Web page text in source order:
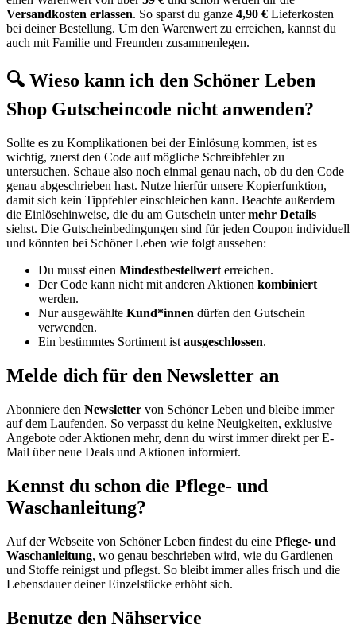
Versandkosten erlassen. So sparst du ganze 4,90 € Lieferkosten
bei deiner Bestellung. Um den Warenwert zu erreichen, kannst du
auch mit Familie und Freunden zusammenlegen.
🔍 Wieso kann ich den Schöner Leben
Shop Gutscheincode nicht anwenden?
Sollte es zu Komplikationen bei der Einlösung kommen, ist es
wichtig, zuerst den Code auf mögliche Schreibfehler zu
untersuchen. Schaue also noch einmal genau nach, ob du den Code
genau abgeschrieben hast. Nutze hierfür unsere Kopierfunktion,
damit sich kein Tippfehler einschleichen kann. Beachte außerdem
die Einlösehinweise, die du am Gutschein untermehr Details
siehst. Die Gutscheinbedingungen sind für jeden Coupon individuell
und könnten bei Schöner Leben wie folgt aussehen:
Du musst einen Mindestbestellwert erreichen.
Der Code kann nicht mit anderen Aktionen kombiniert
werden.
Nur ausgewählte Kund*innen dürfen den Gutschein
verwenden.
Ein bestimmtes Sortiment ist ausgeschlossen.
Melde dich für den Newsletter an
Abonniere den Newsletter von Schöner Leben und bleibe immer
auf dem Laufenden. So verpasst du keine Neuigkeiten, exklusive
Angebote oder Aktionen mehr, denn du wirst immer direkt per E-
Mail über neue Deals und Aktionen informiert.
Kennst du schon die Pflege- und
Waschanleitung?
Auf der Webseite von Schöner Leben findest du eine Pflege- und
Waschanleitung, wo genau beschrieben wird, wie du Gardienen
und Stoffe reinigst und pflegst. So bleibt immer alles frisch und die
Lebensdauer deiner Einzelstücke erhöht sich.
Benutze den Nähservice